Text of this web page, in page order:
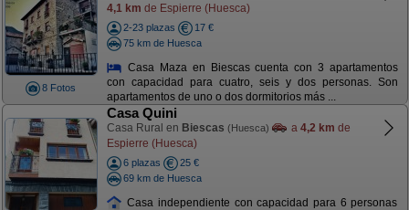
8 Fotos
4,1 km de Espierre (Huesca)
2-23 plazas
17 €
75 km de Huesca
Casa Maza en Biescas cuenta con 3 apartamentos
con capacidad para cuatro, seis y dos personas. Son
apartamentos de uno o dos dormitorios más ...
Casa Quini
Casa Rural en Biescas (Huesca) a 4,2 km de
Espierre (Huesca)
6 plazas
25 €
69 km de Huesca
Casa independiente con capacidad para 6 personas